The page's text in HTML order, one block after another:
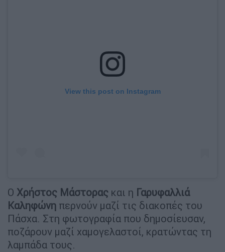
View this post on Instagram
Ο Χρήστος Μάστορας και η Γαρυφαλλιά
Καληφώνη περνούν μαζί τις διακοπές του
Πάσχα. Στη φωτογραφία που δημοσίευσαν,
ποζάρουν μαζί χαμογελαστοί, κρατώντας τη
λαμπάδα τους.